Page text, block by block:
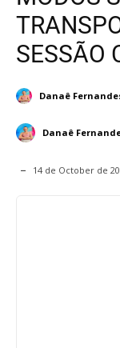
SESSÃO
Danaê
Danaê
14 de October de